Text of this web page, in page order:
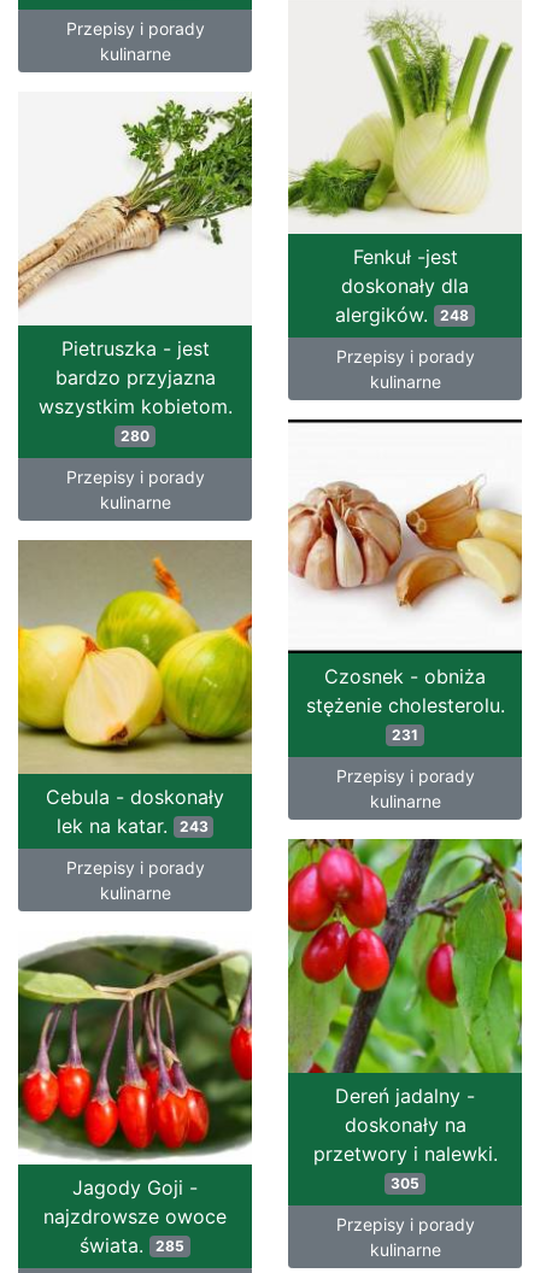
Przepisy i porady
kulinarne
Fenkuł -jest
doskonały dla
alergików. 248
Przepisy i porady
kulinarne
Pietruszka - jest
bardzo przyjazna
wszystkim kobietom.
280
Przepisy i porady
kulinarne
Czosnek - obniża
stężenie cholesterolu.
231
Przepisy i porady
kulinarne
Cebula - doskonały
lek na katar.
243
Przepisy i porady
kulinarne
Dereń jadalny -
doskonały na
przetwory i nalewki.
305
Przepisy i porady
kulinarne
Jagody Goji -
najzdrowsze owoce
świata. 285